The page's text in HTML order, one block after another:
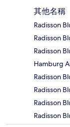
其他名稱
Radisson
Radisson
Radisson
Hamburg
Radisson
Radisson
Radisson
Radisson